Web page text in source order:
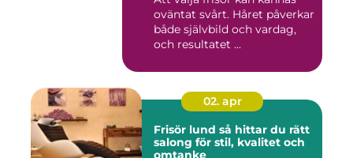
oväntat svårt. Håret påverkar
både självbild och vardag,
och resultatet ...
02. apr
Frisör lund så hittar du rätt
salong för stil, kvalitet och
omtanke